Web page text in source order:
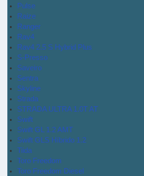
Pulse
Raize
Ranger
Rav4
Rav4 2.5 S Hybrid Plus
S-Presso
Saveiro
Sentra
Skyline
Strada
STRADA ULTRA 1.0T AT
Swift
Swift GL 1.2 AMT
Swift GLS Híbrido 1.2
Tiida
Toro Freedom
Toro Freedom Diesel